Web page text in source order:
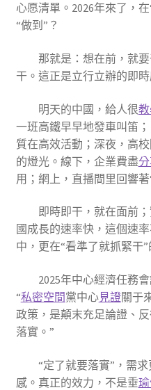
心愿清單。2026年來了，
“做到”？
那就是：想在前，就
干。這正是立行立辦的即時
明天的中國，給人很
一班高鐵早早地發車叫笛
質在高效活動；深夜，高
的燈光。線下，企業費盡
用；網上，直播間里回響
即時即干，就在面前
國成長的速率快，這個速
中，更在“看準了就抓緊干”
2025年中心經濟任務
“私密空間黨中心見證關于
政策，是顛末充足論證、
落實。”
“定了就要落實”，需
感。真正的效力，不是垂